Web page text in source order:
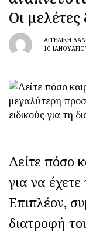
Οι μελέτες
ΑΓΓΕΛΙΚΉ
10
Δείτε πόσο
για να
Επιπλέον,
διατροφή